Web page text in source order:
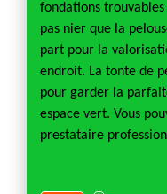
fondations
pas nier que la
part pour la
endroit. La tonte de
pour garder la
espace vert. Vous
prestataire